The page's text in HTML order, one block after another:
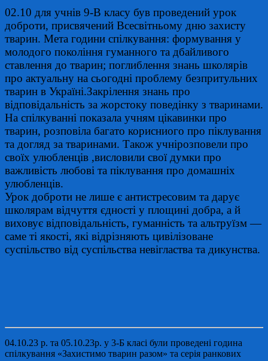
02.10 для учнів 9-В класу був проведений урок
доброти, присвячений Всесвітньому дню захисту
тварин. Мета години спілкування: формування у
молодого покоління гуманного та дбайливого
ставлення до тварин; поглиблення знань школярів
про актуальну на сьогодні проблему безпритульних
тварин в Україні.Закрілення знань про
відповідальність за жорстоку поведінку з тваринами.
На спілкуванні показала учням цікавинки про
тварин, розповіла багато корисниого про піклування
та догляд за тваринами. Також учнірозповели про
своїх улюбленців ,висловили свої думки про
важливість любові та піклування про домашніх
улюбленців.
Урок доброти не лише є антистресовим та дарує
школярам відчуття єдності у площині добра, а й
виховує відповідальність, гуманність та альтруїзм —
саме ті якості, які відрізняють цивілізоване
суспільство від суспільства невігластва та дикунства.
04.10.23 р. та 05.10.23р. у 3-Б класі були проведені година
спілкування «Захистимо тварин разом» та серія ранкових